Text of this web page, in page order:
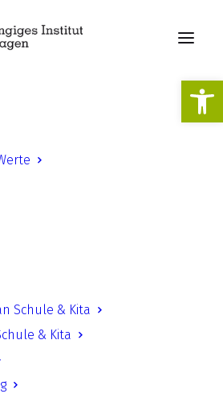
Schule & Kita
& Kita
Stellungnahme